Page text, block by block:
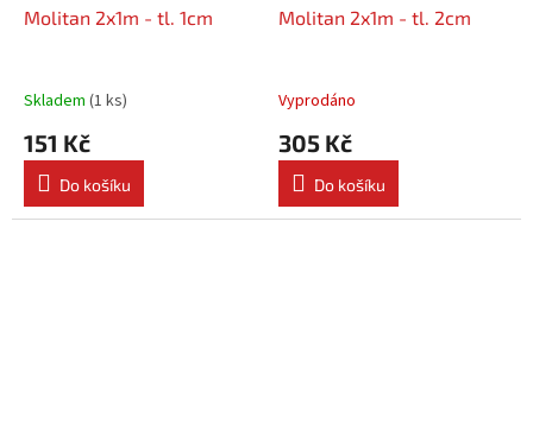
Molitan 2x1m - tl. 1cm
Skladem (1 ks)
151 Kč
Do košíku
Molitan 2x1m - tl. 2cm
Vyprodáno
305 Kč
Do košíku